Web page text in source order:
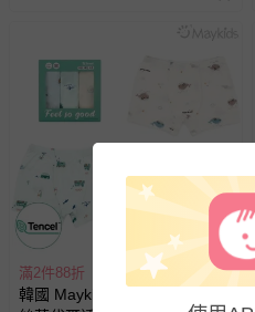
滿2件88折
韓國 Maykids - (3入組)男寶天